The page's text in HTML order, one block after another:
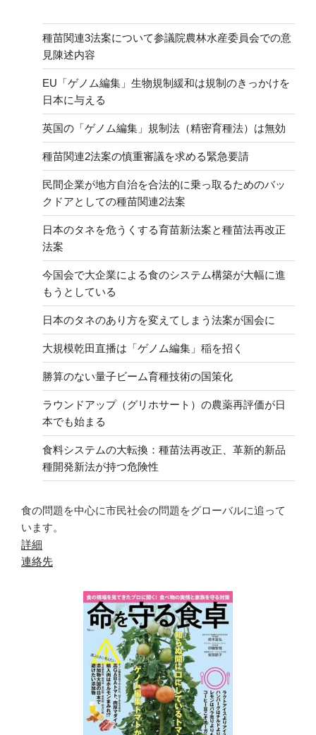
種苗関連3法案について参議院農林水産委員会での意
見陳述内容
EU「ゲノム編集」生物規制緩和は規制のきっかけを
日本に与える
英国の「ゲノム編集」規制法（精密育種法）は無効
種苗関連2法案の慎重審議を求める緊急要請
民間企業が地方自治を合法的に乗っ取るためのバッ
クドアとしての種苗関連2法案
日本のタネを危うくする育苗新法案と種苗法再改正
法案
今国会で大企業による食のシステム構築が大幅に進
もうとしている
日本のタネのあり方を変えてしまう法案が国会に
大規模乾田直播は「ゲノム編集」稲を招く
勝算のない量子ビーム育種技術の国策化
ラウンドアップ（グリホサート）の農薬再評価が日
本でも始まる
食料システムの大転換：種苗法再改正、革新的新品
種開発新法が持つ危険性
食の問題を中心に市民社会の問題をグローバルに追って
います。
詳細
連絡先